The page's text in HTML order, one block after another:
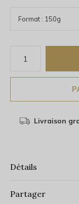
Livraison
Détails
Partager